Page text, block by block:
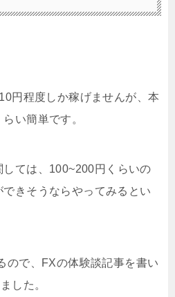
円程度しか稼げませんが、本
い簡単です。
ては、100~200円くらいの
きそうならやってみるとい
ので、FXの体験談記事を書い
した。